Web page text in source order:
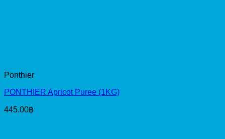
Ponthier
PONTHIER Apricot Puree (1KG)
445.00฿